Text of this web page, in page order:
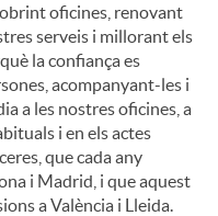
oficines, renovant
serveis i millorant els
la confiança es
acompanyant-les i
a les nostres oficines, a
i en els actes
que cada any
i Madrid, i que aquest
a València i Lleida.